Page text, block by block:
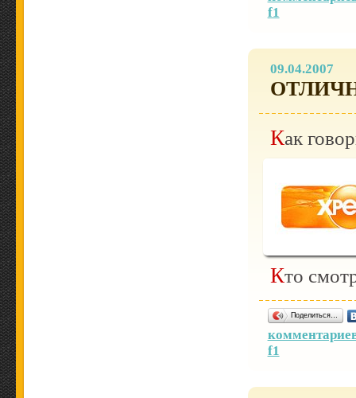
f1
09.04.2007
Как
Кто
Поделиться…
f1